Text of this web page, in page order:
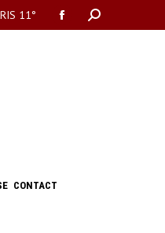
11°
Facebook
SEARCH:
CONTACT